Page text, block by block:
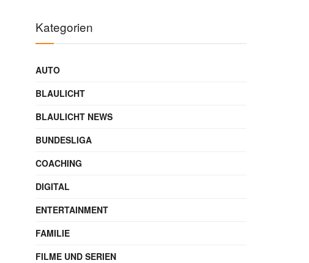
Kategorien
AUTO
BLAULICHT
BLAULICHT NEWS
BUNDESLIGA
COACHING
DIGITAL
ENTERTAINMENT
FAMILIE
FILME UND SERIEN